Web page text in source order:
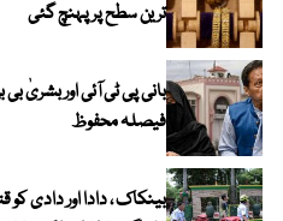
ترین سطح پر پہنچ گئی
بانی پی ٹی آئی اور بشریٰ
فیصلہ محفوظ
بینکاک ، دادا اور دادی